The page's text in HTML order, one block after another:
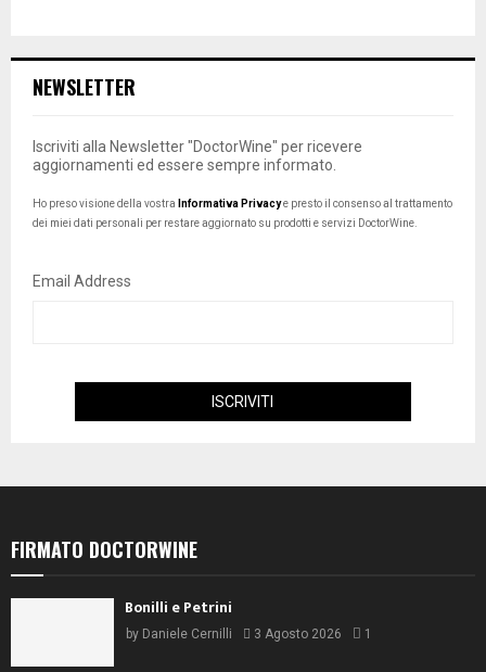
NEWSLETTER
Iscriviti alla Newsletter "DoctorWine" per ricevere
aggiornamenti ed essere sempre informato.
Ho preso visione della vostra Informativa Privacye presto il consenso al trattamento
dei miei dati personali per restare aggiornato su prodotti e servizi DoctorWine.
Email Address
FIRMATO DOCTORWINE
Bonilli e Petrini
by Daniele Cernilli 3 Agosto 2026 1